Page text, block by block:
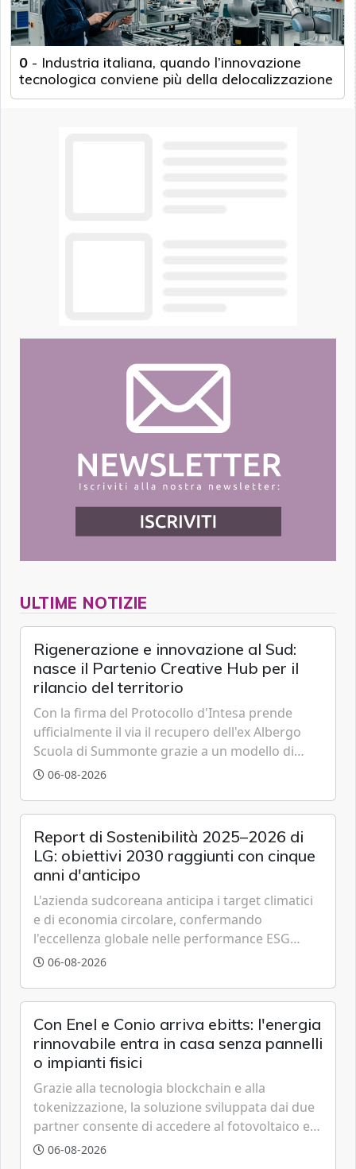
0 - Industria italiana, quando l’innovazione
tecnologica conviene più della delocalizzazione
ULTIME NOTIZIE
Rigenerazione e innovazione al Sud:
nasce il Partenio Creative Hub per il
rilancio del territorio
Con la firma del Protocollo d'Intesa prende
ufficialmente il via il recupero dell'ex Albergo
Scuola di Summonte grazie a un modello di
partenariato pubblico-privato e a una rete di
06-08-2026
Report di Sostenibilità 2025–2026 di
LG: obiettivi 2030 raggiunti con cinque
anni d'anticipo
L'azienda sudcoreana anticipa i target climatici
e di economia circolare, confermando
l'eccellenza globale nelle performance ESG
grazie a innovazione, accessibilità e governance
06-08-2026
Con Enel e Conio arriva ebitts: l'energia
rinnovabile entra in casa senza pannelli
o impianti fisici
Grazie alla tecnologia blockchain e alla
tokenizzazione, la soluzione sviluppata dai due
partner consente di accedere al fotovoltaico e
all'eolico ottenendo risparmi diretti in bolletta,
06-08-2026